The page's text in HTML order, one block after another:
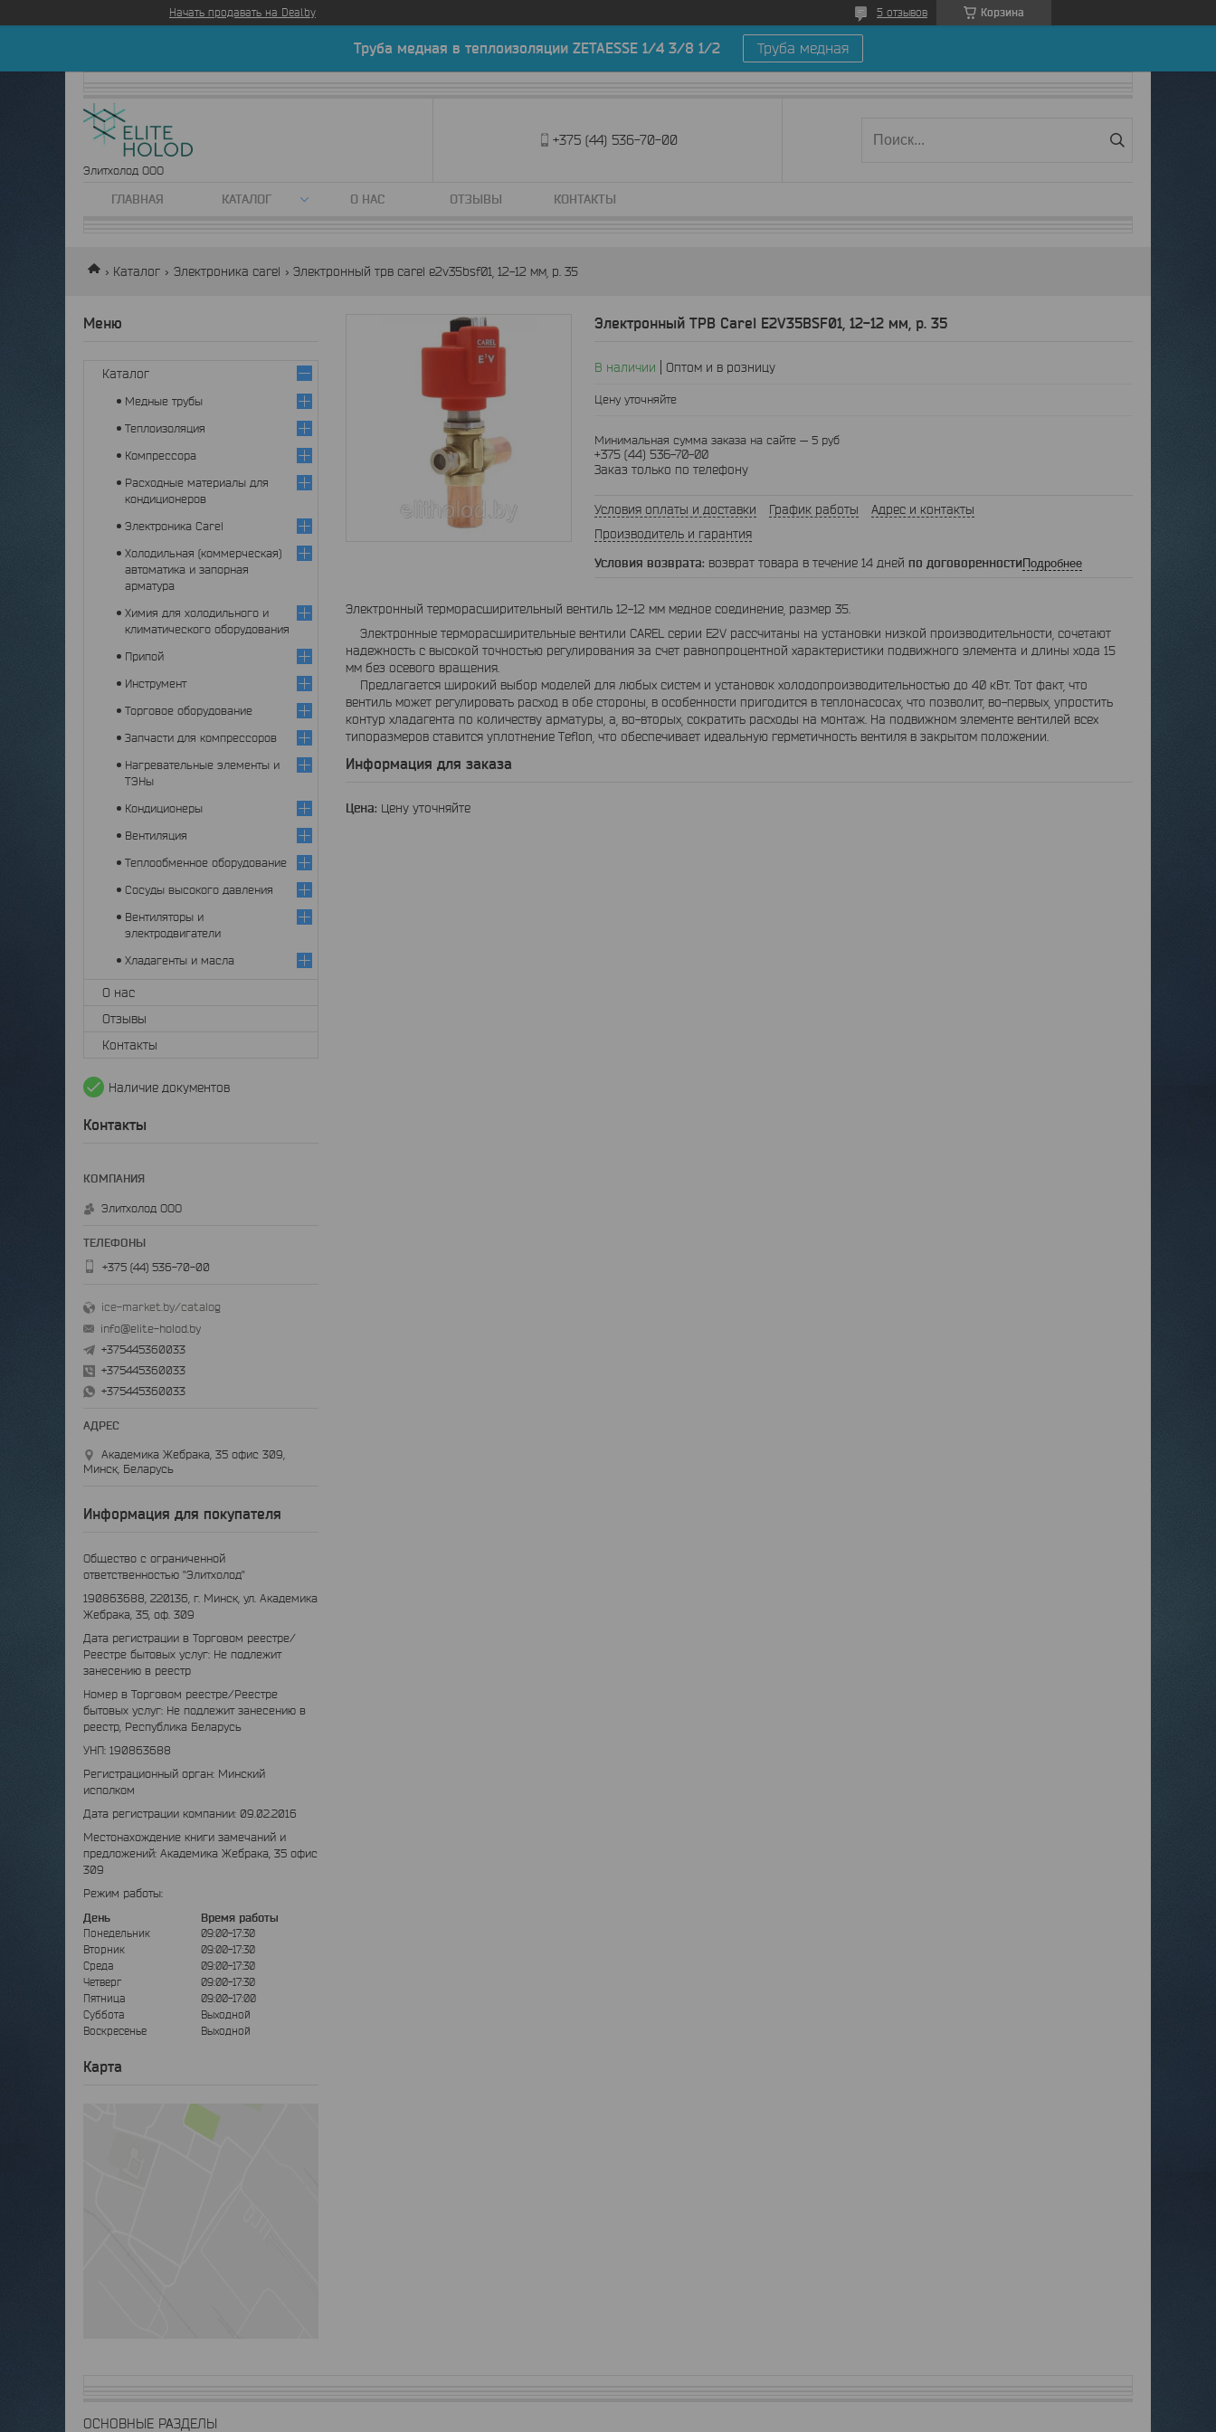
Начать продавать на Deal.by Корзина
5 отзывов
Труба медная в теплоизоляции ZETAESSE 1/4 3/8 1/2 Труба медная
Элитхолод ООО
+375 (44) 536-70-00
ГЛАВНАЯ КАТАЛОГ О НАС ОТЗЫВЫ КОНТАКТЫ
Каталог Электроника carel Электронный трв carel e2v35bsf01, 12-12 мм, р. 35
Электронный ТРВ Carel E2V35BSF01, 12-12 мм, р. 35
В наличии Оптом и в розницу
Цену уточняйте
Минимальная сумма заказа на сайте — 5 руб
+375 (44) 536-70-00
Заказ только по телефону
Условия оплаты и доставки График работы
Адрес и контакты
Производитель и гарантия
возврат товара в течение 14 дней по договоренностиПодробнее
Электронный терморасширительный вентиль 12-12 мм медное соединение, размер 35.
Электронные терморасширительные вентили CAREL серии E2V рассчитаны на установки низкой производительности, сочетают
надежность с высокой точностью регулирования за счет равнопроцентной характеристики подвижного элемента и длины хода 15
мм без осевого вращения.
Предлагается широкий выбор моделей для любых систем и установок холодопроизводительностью до 40 кВт. Тот факт, что
вентиль может регулировать расход в обе стороны, в особенности пригодится в теплонасосах, что позволит, во-первых, упростить
контур хладагента по количеству арматуры, а, во-вторых, сократить расходы на монтаж. На подвижном элементе вентилей всех
типоразмеров ставится уплотнение Teflon, что обеспечивает идеальную герметичность вентиля в закрытом положении.
Информация для заказа
Цена: Цену уточняйте
Каталог
Медные трубы
Теплоизоляция
Компрессора
Расходные материалы для
кондиционеров
Электроника Carel
Холодильная (коммерческая)
автоматика и запорная
арматура
Химия для холодильного и
климатического оборудования
Припой
Инструмент
Торговое оборудование
Запчасти для компрессоров
Нагревательные элементы и
ТЭНы
Кондиционеры
Вентиляция
Теплообменное оборудование
Сосуды высокого давления
Вентиляторы и
электродвигатели
Хладагенты и масла
О нас
Отзывы
Контакты
Наличие документов
Контакты
Элитхолод ООО
+375 (44) 536-70-00
ice-market.by/catalog
info@elite-holod.by
+375445360033
+375445360033
+375445360033
Академика Жебрака, 35 офис 309,
Минск, Беларусь
Информация для покупателя
Общество с ограниченной
ответственностью "Элитхолод"
190863688, 220136, г. Минск, ул. Академика
Жебрака, 35, оф. 309
Дата регистрации в Торговом реестре/
Реестре бытовых услуг: Не подлежит
занесению в реестр
Номер в Торговом реестре/Реестре
бытовых услуг: Не подлежит занесению в
реестр, Республика Беларусь
УНП: 190863688
Регистрационный орган: Минский
исполком
Дата регистрации компании: 09.02.2016
Местонахождение книги замечаний и
предложений: Академика Жебрака, 35 офис
309
Режим работы:
День Время работы
Понедельник
09:00-17:30
Вторник
09:00-17:30
Среда
09:00-17:30
Четверг
09:00-17:30
Пятница
09:00-17:00
Суббота
Выходной
Воскресенье
Выходной
Карта
ОСНОВНЫЕ РАЗДЕЛЫ